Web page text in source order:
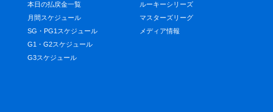
本日の払戻金一覧
月間スケジュール
SG・PG1スケジュール
G1・G2スケジュール
G3スケジュール
ルーキーシリーズ
マスターズリーグ
メディア情報